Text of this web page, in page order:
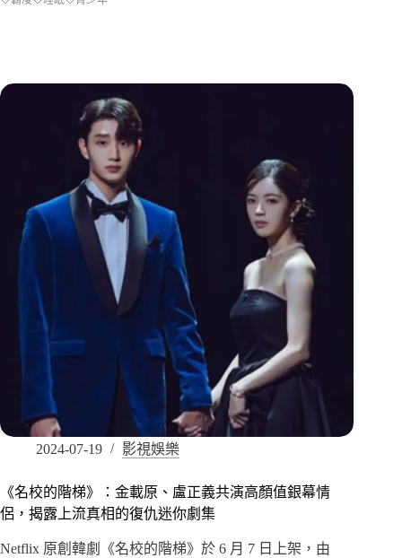
2024-07-19 影視娛樂
《名校的階梯》：金載原、盧正義共演高顏值銀幕情
侶，揭露上流真相的復仇迷你劇集
Netflix 原創韓劇《名校的階梯》於 6 月 7 日上架，由